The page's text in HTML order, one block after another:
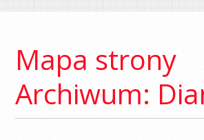
Mapa strony
Archiwum: